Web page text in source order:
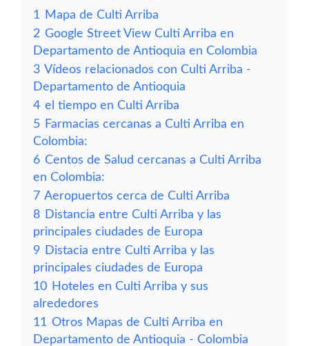
1
Mapa de Culti Arriba
2 Google Street View Culti Arriba en
Departamento de Antioquia en Colombia
3 Vídeos relacionados con Culti Arriba -
Departamento de Antioquia
4 el tiempo en Culti Arriba
5 Farmacias cercanas a Culti Arriba en
Colombia:
6 Centos de Salud cercanas a Culti Arriba
en Colombia:
7 Aeropuertos cerca de Culti Arriba
8 Distancia entre Culti Arriba y las
principales ciudades de Europa
9 Distacia entre Culti Arriba y las
principales ciudades de Europa
10 Hoteles en Culti Arriba y sus
alrededores
11 Otros Mapas de Culti Arriba en
Departamento de Antioquia - Colombia